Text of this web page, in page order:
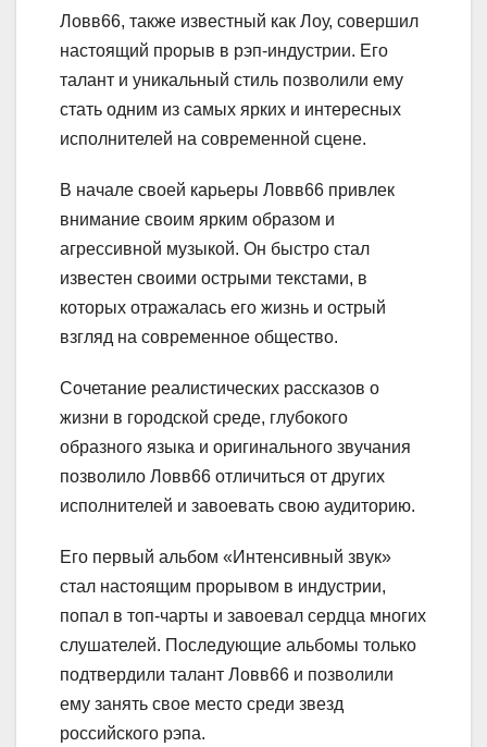
Ловв66, также известный как Лоу, совершил
настоящий прорыв в рэп-индустрии. Его
талант и уникальный стиль позволили ему
стать одним из самых ярких и интересных
исполнителей на современной сцене.
В начале своей карьеры Ловв66 привлек
внимание своим ярким образом и
агрессивной музыкой. Он быстро стал
известен своими острыми текстами, в
которых отражалась его жизнь и острый
взгляд на современное общество.
Сочетание реалистических рассказов о
жизни в городской среде, глубокого
образного языка и оригинального звучания
позволило Ловв66 отличиться от других
исполнителей и завоевать свою аудиторию.
Его первый альбом «Интенсивный звук»
стал настоящим прорывом в индустрии,
попал в топ-чарты и завоевал сердца многих
слушателей. Последующие альбомы только
подтвердили талант Ловв66 и позволили
ему занять свое место среди звезд
российского рэпа.